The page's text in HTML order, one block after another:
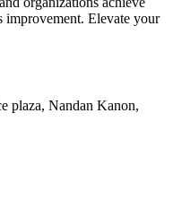
improvement. Elevate your
plaza, Nandan Kanon,